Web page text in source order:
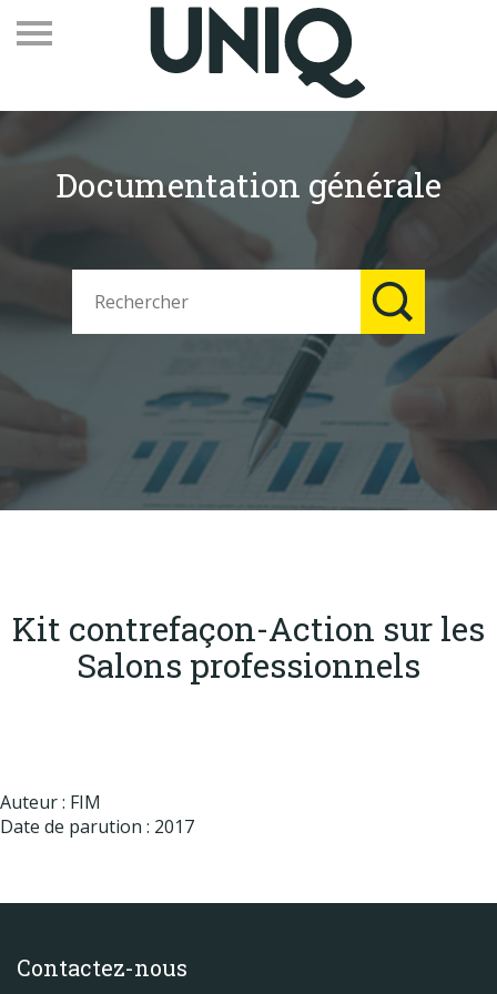
Recevez notre newsletter
Vos contacts
Espace adhérents
EN
Qui sommes-nous
Produits
Publications
Actualités
Documentation générale
Kit contrefaçon-Action sur les
Salons professionnels
Auteur : FIM
Date de parution : 2017
Contactez-nous